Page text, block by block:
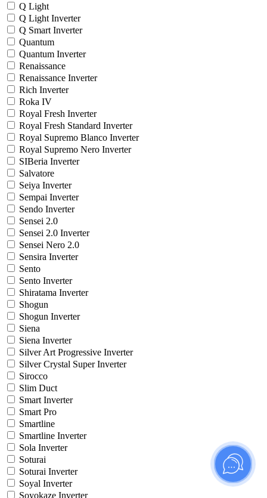
Q Light
Q Light Inverter
Q Smart Inverter
Quantum
Quantum Inverter
Renaissance
Renaissance Inverter
Rich Inverter
Roka IV
Royal Fresh Inverter
Royal Fresh Standard Inverter
Royal Supremo Blanco Inverter
Royal Supremo Nero Inverter
SIBeria Inverter
Salvatore
Seiya Inverter
Sempai Inverter
Sendo Inverter
Sensei 2.0
Sensei 2.0 Inverter
Sensei Nero 2.0
Sensira Inverter
Sento
Sento Inverter
Shiratama Inverter
Shogun
Shogun Inverter
Siena
Siena Inverter
Silver Art Progressive Inverter
Silver Crystal Super Inverter
Sirocco
Slim Duct
Smart Inverter
Smart Pro
Smartline
Smartline Inverter
Sola Inverter
Soturai
Soturai Inverter
Soyal Inverter
Soyokaze Inverter